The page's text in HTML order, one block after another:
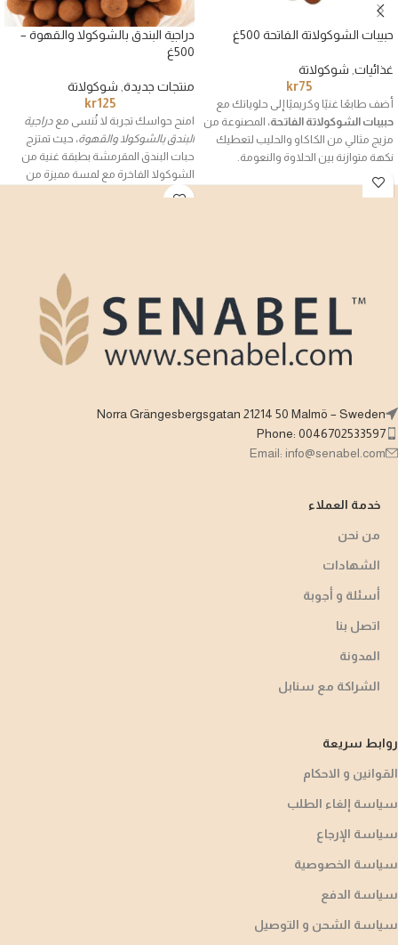
حبيبات الشوكولاتة الفاتحة 500غ
غذائيات, شوكولاتة
kr75
أضف طابعًا غنيًا وكريميًا إلى حلوياتك مع
حبيبات الشوكولاتة الفاتحة، المصنوعة من
مزيج مثالي من الكاكاو والحليب لتعطيك
نكهة متوازنة بين الحلاوة والنعومة.
مثالية للكوكيز، المافن، الكيك، أو حتى
دراجية البندق بالشوكولا والقهوة –
500غ
منتجات جديدة, شوكولاتة
kr125
امنح حواسك تجربة لا تُنسى مع دراجية
البندق بالشوكولا والقهوة، حيث تمتزج
حبات البندق المقرمشة بطبقة غنية من
الشوكولا الفاخرة مع لمسة مميزة من
نكهة القهوة، لتجمع بين الانتعاش والقوة
Norra Grängesbergsgatan 21214 50 Malmö – Sweden
Phone: 0046702533597
Email: info@senabel.com
خدمة العملاء
من نحن
الشهادات
أسئلة و أجوبة​
اتصل بنا
المدونة
الشراكة مع سنابل
روابط سريعة
القوانين و الاحكام
سياسة إلغاء الطلب
سياسة الإرجاع
سياسة الخصوصية
سياسة الدفع
سياسة الشحن و التوصيل